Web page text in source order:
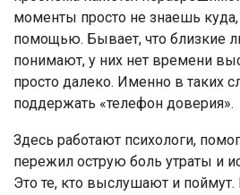
моменты просто не знаешь куда,
помощью. Бывает, что близкие
понимают, у них нет времени
просто далеко. Именно в таких
поддержать «телефон доверия».
Здесь работают психологи,
пережил острую боль утраты и
Это те, кто выслушают и